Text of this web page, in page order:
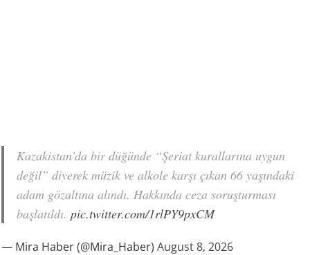
Kazakistan'da bir düğünde “Şeriat kurallarına uygun
değil” diyerek müzik ve alkole karşı çıkan 66 yaşındaki
adam gözaltına alındı. Hakkında ceza soruşturması
başlatıldı.pic.twitter.com/1rlPY9pxCM
— Mira Haber (@Mira_Haber)August 8, 2026